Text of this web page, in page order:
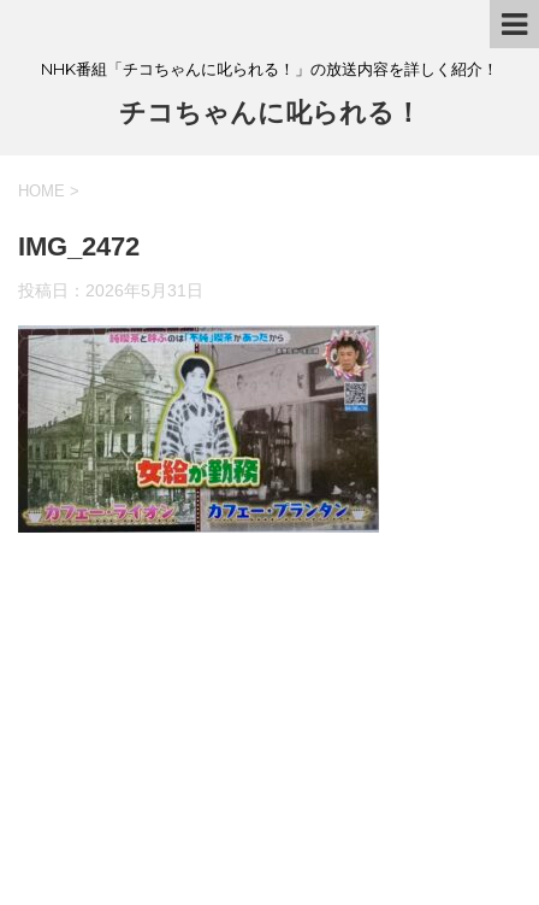
NHK番組「チコちゃんに叱られる！」の放送内容を詳しく紹介！
チコちゃんに叱られる！
HOME >
IMG_2472
投稿日： 2026年5月31日